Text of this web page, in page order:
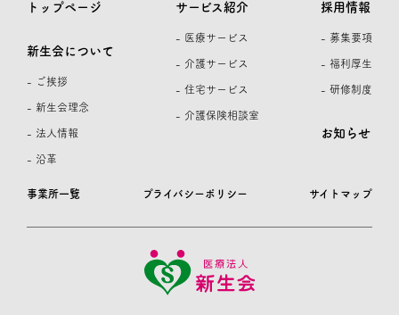
事業所一覧 プライバシーポリシー サイトマップ
トップページ
新生会について
- ご挨拶
- 新生会理念
- 法人情報
- 沿革
サービス紹介
- 医療サービス
- 介護サービス
- 住宅サービス
- 介護保険相談室
採用情報
- 募集要項
- 福利厚生
- 研修制度
お知らせ